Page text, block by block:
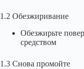
1.2 Обезжиривание
Обезжирьте
средством
1.3 Снова промойте